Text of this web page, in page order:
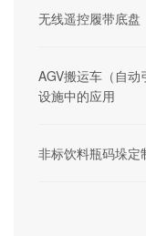
无线遥控履带底盘
AGV搬运车（自
设施中的应用
非标饮料瓶码垛定